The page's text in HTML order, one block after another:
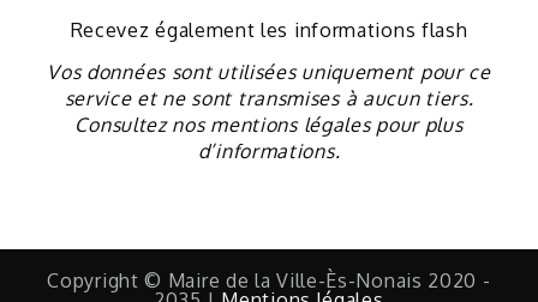
Recevez également les informations flash
Vos données sont utilisées uniquement pour ce
service et ne sont transmises à aucun tiers.
Consultez nos mentions légales pour plus
d’informations.
Copyright © Maire de la Ville-Ès-Nonais 2020 -